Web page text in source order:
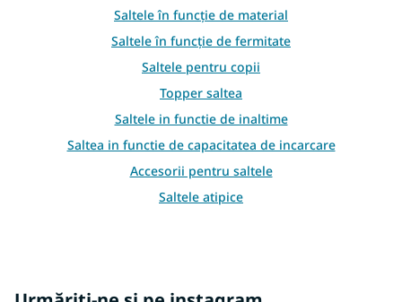
s
t
ă
i
l
r
Saltele în funcție de material
Saltele în funcție de fermitate
Saltele pentru copii
Topper saltea
Saltele in functie de inaltime
Saltea in functie de capacitatea de incarcare
Accesorii pentru saltele
Saltele atipice